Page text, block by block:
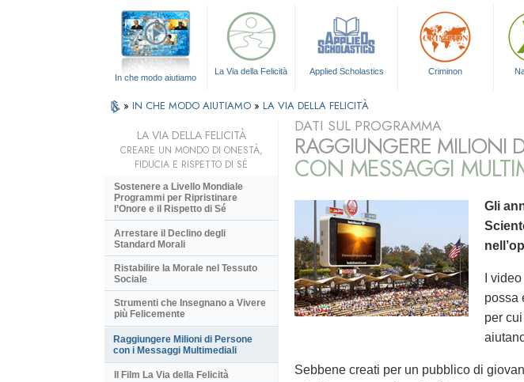
In che modo aiutiamo
La Via della Felicità Applied Scholastics Criminon
» IN CHE MODO AIUTIAMO » LA VIA DELLA FELICITÀ
DATI SUL PROGRAMMA
RAGGIUNGERE MILIONI
CON MESSAGGI
Gli
I
possa
per
Sebbene creati per un pubblico di
LA VIA DELLA FELICITÀ
CREARE UN MONDO DI ONESTÀ,
FIDUCIA E RISPETTO DI SÉ
Sostenere a Livello Mondiale
Programmi per Ripristinare
l’Onore e il Rispetto di Sé
Arrestare il Declino degli
Standard Morali
Ristabilire la Morale nel Tessuto
Sociale
Strumenti che Insegnano a Vivere
più Felicemente
Raggiungere Milioni di Persone
con i Messaggi Multimediali
Il Film La Via della Felicità